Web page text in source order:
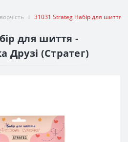
31031 Strateg Набір для шиття -
для шиття -
Друзі (Стратег)